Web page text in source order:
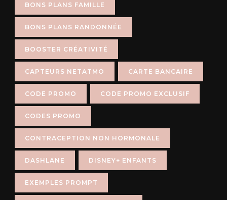
BONS PLANS FAMILLE
BONS PLANS RANDONNÉE
BOOSTER CRÉATIVITÉ
CAPTEURS NETATMO CARTE BANCAIRE
CODE PROMO CODE PROMO EXCLUSIF
CODES PROMO
CONTRACEPTION NON HORMONALE
DASHLANE DISNEY+ ENFANTS
EXEMPLES PROMPT